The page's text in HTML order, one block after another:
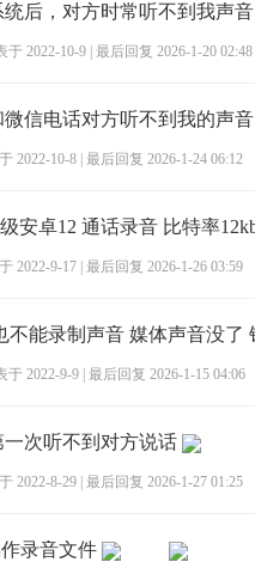
后，对方时常听不到我声音
于 2022-10-9 最后回复 2026-1-20 02:48
2022-10-8 最后回复 2026-1-24 06:12
2022-9-17 最后回复 2026-1-26 03:59
于 2022-9-9 最后回复 2026-1-15 04:06
次听不到对方说话
2022-8-29 最后回复 2026-1-27 01:25
录音文件